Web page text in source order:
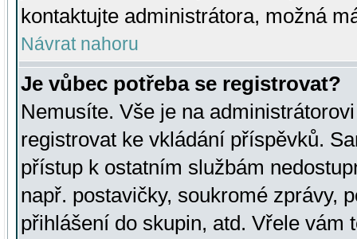
kontaktujte administrátora, možná
Návrat nahoru
Je vůbec potřeba se registrovat?
Nemusíte. Vše je na
registrovat ke vkládání příspěvků.
přístup k ostatním službám
např. postavičky, soukromé zprávy,
přihlášení do skupin, atd. Vřele vám